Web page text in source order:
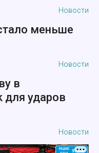
Новости
меньше
Новости
в
для ударов
Новости